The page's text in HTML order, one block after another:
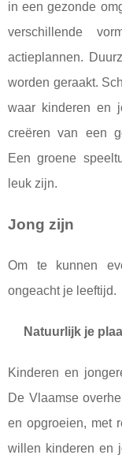
in een gezonde
verschillende
actieplannen.
worden geraakt.
waar kinderen en
creëren van een
Een groene
leuk zijn.
Jong zijn
Om te kunnen
ongeacht je leeftijd.
Natuurlijk je
Kinderen en
De Vlaamse
en opgroeien, met
willen kinderen en